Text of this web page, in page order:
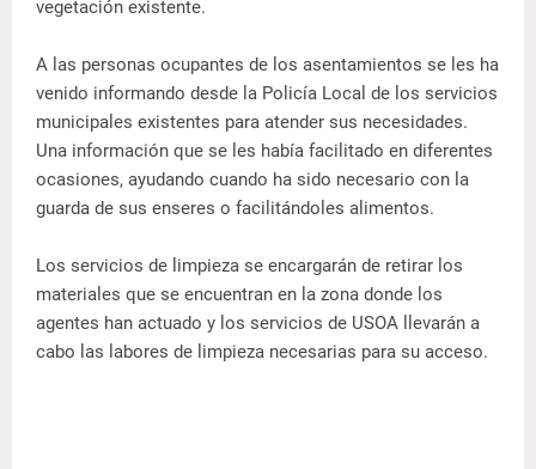
vegetación existente.
A las personas ocupantes de los asentamientos se les ha
venido informando desde la Policía Local de los servicios
municipales existentes para atender sus necesidades.
Una información que se les había facilitado en diferentes
ocasiones, ayudando cuando ha sido necesario con la
guarda de sus enseres o facilitándoles alimentos.
Los servicios de limpieza se encargarán de retirar los
materiales que se encuentran en la zona donde los
agentes han actuado y los servicios de USOA llevarán a
cabo las labores de limpieza necesarias para su acceso.